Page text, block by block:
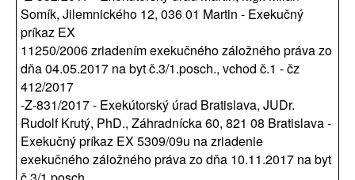
Somík, Jilemnického 12, 036 01 Martin - Exekučný
príkaz EX
11250/2006 zriadením exekučného záložného práva zo
dňa 04.05.2017 na byt č.3/1.posch., vchod č.1 - čz
412/2017
-Z-831/2017 - Exekútorský úrad Bratislava, JUDr.
Rudolf Krutý, PhD., Záhradnícka 60, 821 08 Bratislava -
Exekučný príkaz EX 5309/09u na zriadenie
exekučného záložného práva zo dňa 10.11.2017 na byt